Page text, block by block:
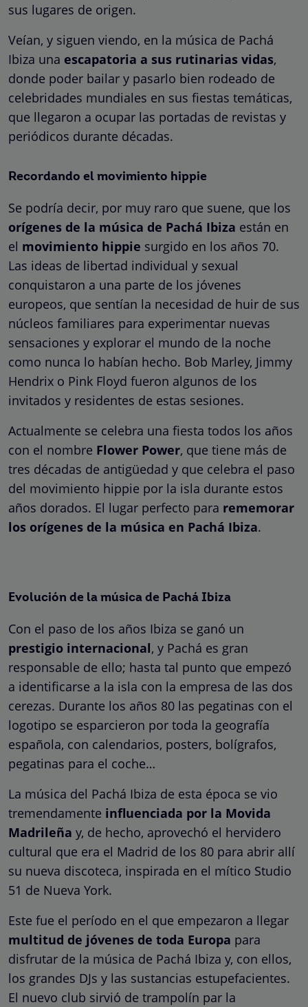
sus lugares de origen.
Veían, y siguen viendo, en la música de Pachá
Ibiza una escapatoria a sus rutinarias vidas,
donde poder bailar y pasarlo bien rodeado de
celebridades mundiales en sus fiestas temáticas,
que llegaron a ocupar las portadas de revistas y
periódicos durante décadas.
Recordando el movimiento hippie
Se podría decir, por muy raro que suene, que los
orígenes de la música de Pachá Ibiza están en
el movimiento hippie surgido en los años 70.
Las ideas de libertad individual y sexual
conquistaron a una parte de los jóvenes
europeos, que sentían la necesidad de huir de sus
núcleos familiares para experimentar nuevas
sensaciones y explorar el mundo de la noche
como nunca lo habían hecho. Bob Marley, Jimmy
Hendrix o Pink Floyd fueron algunos de los
invitados y residentes de estas sesiones.
Actualmente se celebra una fiesta todos los años
con el nombre Flower Power, que tiene más de
tres décadas de antigüedad y que celebra el paso
del movimiento hippie por la isla durante estos
años dorados. El lugar perfecto para rememorar
los orígenes de la música en Pachá Ibiza.
Evolución de la música de Pachá Ibiza
Con el paso de los años Ibiza se ganó un
prestigio internacional, y Pachá es gran
responsable de ello; hasta tal punto que empezó
a identificarse a la isla con la empresa de las dos
cerezas. Durante los años 80 las pegatinas con el
logotipo se esparcieron por toda la geografía
española, con calendarios, posters, bolígrafos,
pegatinas para el coche…
La música del Pachá Ibiza de esta época se vio
tremendamente influenciada por la Movida
Madrileña y, de hecho, aprovechó el hervidero
cultural que era el Madrid de los 80 para abrir allí
su nueva discoteca, inspirada en el mítico Studio
51 de Nueva York.
Este fue el período en el que empezaron a llegar
multitud de jóvenes de toda Europa para
disfrutar de la música de Pachá Ibiza y, con ellos,
los grandes DJs y las sustancias estupefacientes.
El nuevo club sirvió de trampolín par la